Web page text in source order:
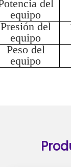
del
equipo
Presión del
equipo
Peso del
equipo